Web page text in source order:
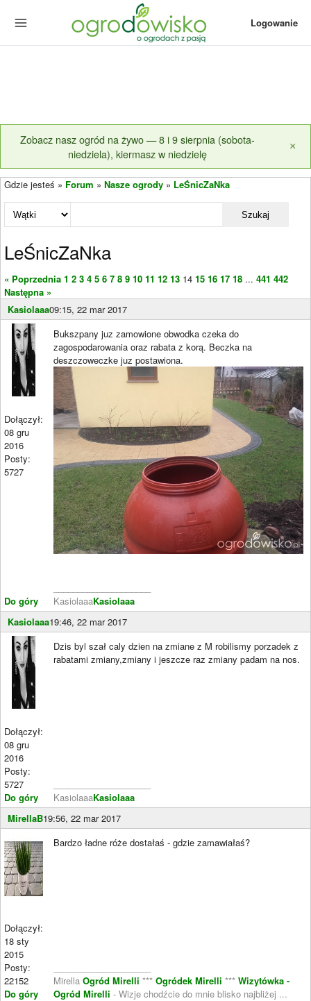
Logowanie
Zobacz nasz ogród na żywo — 8 i 9 sierpnia (sobota-
niedziela), kiermasz w niedzielę
×
Gdzie jesteś » Forum » Nasze ogrody » LeŚnicZaNka
Szukaj
LeŚnicZaNka
« Poprzednia 1 2 3 4 5 6 7 8 9 10 11 12 13 14 15 16 17 18 ... 441 442
Następna »
Kasiolaaa09:15, 22 mar 2017
Dołączył:
08 gru
2016
Posty:
5727
Do góry
Bukszpany juz zamowione obwodka czeka do
zagospodarowania oraz rabata z korą. Beczka na
deszczoweczke juz postawiona.
KasiolaaaKasiolaaa
Kasiolaaa19:46, 22 mar 2017
Dołączył:
08 gru
2016
Posty:
5727
Do góry
Dzis byl szał caly dzien na zmiane z M robilismy porzadek z
rabatami zmiany,zmiany i jeszcze raz zmiany padam na nos.
KasiolaaaKasiolaaa
MirellaB19:56, 22 mar 2017
Dołączył:
18 sty
2015
Posty:
22152
Do góry
Bardzo ładne róże dostałaś - gdzie zamawiałaś?
Mirella Ogród Mirelli *** Ogródek Mirelli *** Wizytówka -
Ogród Mirelli - Wizje chodźcie do mnie blisko najbliżej ...